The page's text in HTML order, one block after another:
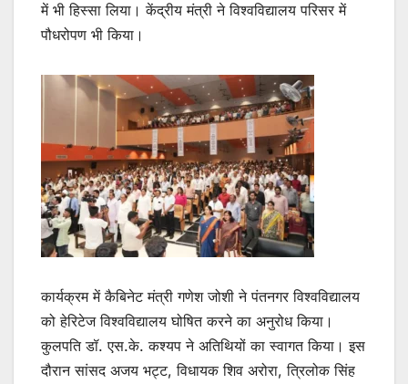
में भी हिस्सा लिया। केंद्रीय मंत्री ने विश्वविद्यालय परिसर में
पौधरोपण भी किया।
कार्यक्रम में कैबिनेट मंत्री गणेश जोशी ने पंतनगर विश्वविद्यालय
को हेरिटेज विश्वविद्यालय घोषित करने का अनुरोध किया।
कुलपति डॉ. एस.के. कश्यप ने अतिथियों का स्वागत किया। इस
दौरान सांसद अजय भट्ट, विधायक शिव अरोरा, त्रिलोक सिंह